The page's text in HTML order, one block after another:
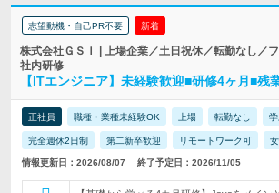
志望動機・自己PR不要 新着
株式会社ＧＳＩ | 上場企業／土日祝休／転勤なし／
社内研修
【ITエンジニア】未経験歓迎■研修4ヶ月■残
正社員 職種・業種未経験OK 上場 転勤なし
完全週休2日制 第二新卒歓迎 リモートワーク可
情報更新日：2026/08/07 終了予定日：2026/11/05